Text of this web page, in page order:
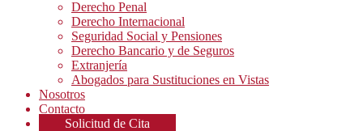
Derecho Penal
Derecho Internacional
Seguridad Social y Pensiones
Derecho Bancario y de Seguros
Extranjería
Abogados para Sustituciones en Vistas
Nosotros
Contacto
Solicitud de Cita